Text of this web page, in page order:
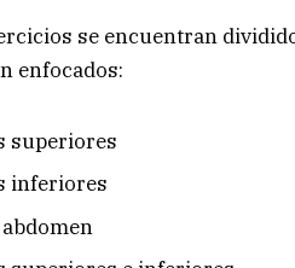
se encuentran
enfocados:
superiores
inferiores